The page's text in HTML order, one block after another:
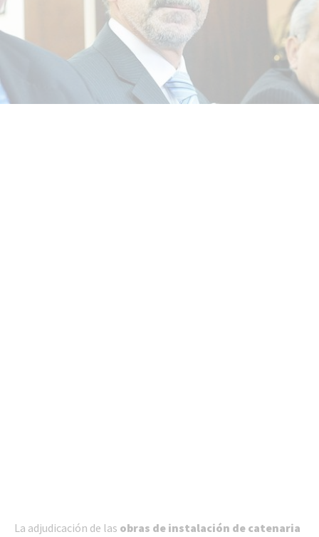
La adjudicación de las obras de instalación de catenaria